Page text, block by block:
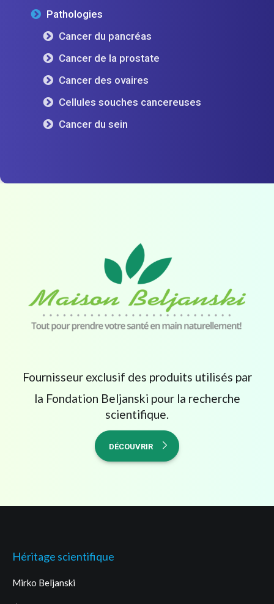
Pathologies
Cancer du pancréas
Cancer de la prostate
Cancer des ovaires
Cellules souches cancereuses
Cancer du sein
Fournisseur exclusif des produits utilisés par
la Fondation Beljanski pour la recherche
scientifique.
DÉCOUVRIR
Héritage scientifique
Mirko Beljanski